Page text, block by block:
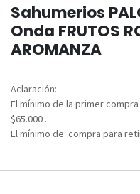
Sahumerios
Onda FRUTOS
AROMANZA
Aclaración:
El mínimo de la primer
$65.000 .
El mínimo de compra para